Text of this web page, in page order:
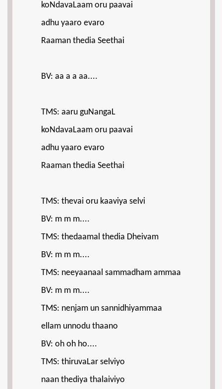
koNdavaLaam oru paavai
adhu yaaro evaro
Raaman thedia Seethai
BV: aa a a aa....
TMS: aaru guNangaL
koNdavaLaam oru paavai
adhu yaaro evaro
Raaman thedia Seethai
TMS: thevai oru kaaviya selvi
BV: m m m....
TMS: thedaamal thedia Dheivam
BV: m m m....
TMS: neeyaanaal sammadham ammaa
BV: m m m....
TMS: nenjam un sannidhiyammaa
ellam unnodu thaano
BV: oh oh ho....
TMS: thiruvaLar selviyo
naan thediya thalaiviyo